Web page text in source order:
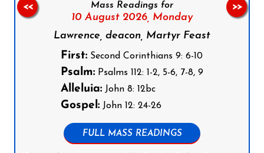
Mass Readings for
10 August 2026, Monday
Lawrence, deacon, Martyr Feast
First: Second Corinthians 9: 6-10
Psalm: Psalms 112: 1-2, 5-6, 7-8, 9
Alleluia: John 8: 12bc
Gospel: John 12: 24-26
FULL MASS READINGS
<< >>